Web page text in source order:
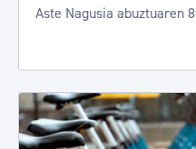
Aste Nagusia abuztuaren